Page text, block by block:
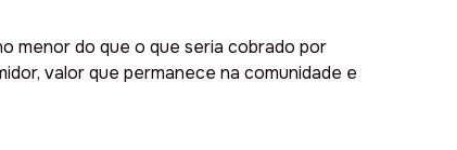
menor do que o que seria cobrado por
valor que permanece na comunidade e